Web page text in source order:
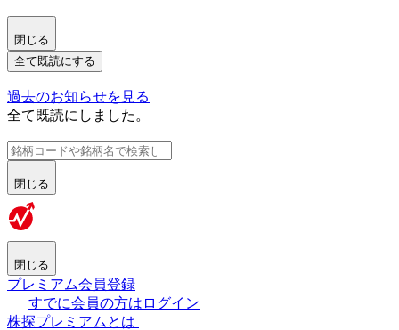
閉じる
全て既読にする
過去のお知らせを見る
全て既読にしました。
閉じる
閉じる
プレミアム会員登録
すでに会員の方はログイン
株探プレミアムとは